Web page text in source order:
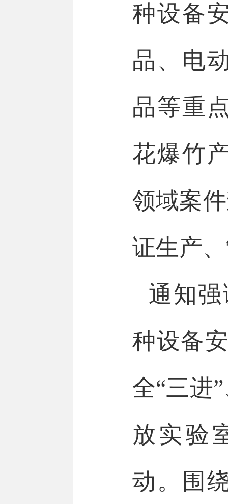
种设备
品、电
品等重
花爆竹
领域案
证生产
通知
种设备
全“三进
放实验
动。围